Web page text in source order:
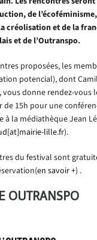
de
créolisation et de la
et de l’Outranspo.
proposées, les
potencial), dont
vous donne rendez-vous
de 15h pour une
à la médiathèque Jean
lille.fr).
du festival sont
en savoir +) .
OUTRANSPO